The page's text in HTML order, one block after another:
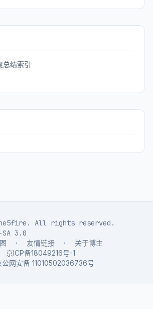
总结索引
All rights reserved.
SA 3.0
· 友情链接 · 关于博主
京ICP备18049216号-1
公网安备 11010502036736号